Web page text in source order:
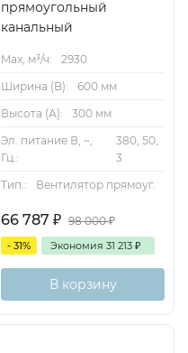
прямоугольный
канальный
Max, м³/ч:
2930
Ширина (B):
600 мм
Высота (А):
300 мм
Эл. питание В, ~,
Гц.:
380, 50,
3
Тип.:
Вентилятор прямоуг.
66 787 ₽ 98 000₽
- 31% Экономия 31 213 ₽
В корзину